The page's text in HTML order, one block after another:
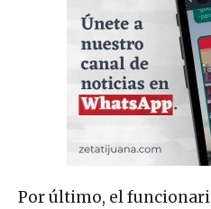
Por último, el